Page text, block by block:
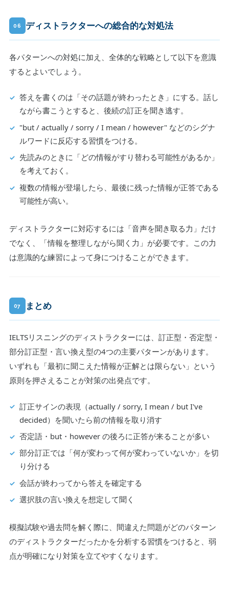
06 ディストラクターへの総合的な対処法
各パターンへの対処に加え、全体的な戦略として以下を意識
するとよいでしょう。
答えを書くのは「その話題が終わったとき」にする。話し
ながら書こうとすると、後続の訂正を聞き逃す。
"but / actually / sorry / I mean / however" などのシグナ
ルワードに反応する習慣をつける。
先読みのときに「どの情報がすり替わる可能性があるか」
を考えておく。
複数の情報が登場したら、最後に残った情報が正答である
可能性が高い。
ディストラクターに対応するには「音声を聞き取る力」だけ
でなく、「情報を整理しながら聞く力」が必要です。この力
は意識的な練習によって身につけることができます。
07 まとめ
IELTSリスニングのディストラクターには、訂正型・否定型・
部分訂正型・言い換え型の4つの主要パターンがあります。
いずれも「最初に聞こえた情報が正解とは限らない」という
原則を押さえることが対策の出発点です。
訂正サインの表現（actually / sorry, I mean / but I've
decided）を聞いたら前の情報を取り消す
否定語・but・however の後ろに正答が来ることが多い
部分訂正では「何が変わって何が変わっていないか」を切
り分ける
会話が終わってから答えを確定する
選択肢の言い換えを想定して聞く
模擬試験や過去問を解く際に、間違えた問題がどのパターン
のディストラクターだったかを分析する習慣をつけると、弱
点が明確になり対策を立てやすくなります。